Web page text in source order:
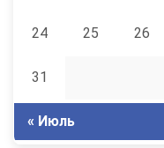
24 25 26
31
« Июль